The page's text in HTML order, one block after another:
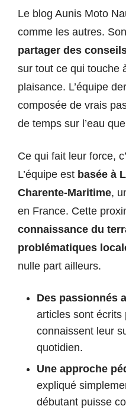
Le blog Aunis Moto
comme les autres.
partager des
sur tout ce qui touche
plaisance. L’équipe
composée de vrais
de temps sur l’eau
Ce qui fait leur force,
L’équipe est basée à
Charente-Maritime,
en France. Cette
connaissance du
problématiques
nulle part ailleurs.
Des passionnés
articles sont écrits
connaissent leur
quotidien.
Une approche
expliqué
débutant puisse